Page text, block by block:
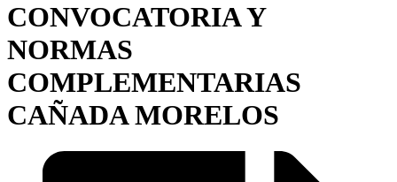
CONVOCATORIA Y
NORMAS
COMPLEMENTARIAS
CAÑADA MORELOS